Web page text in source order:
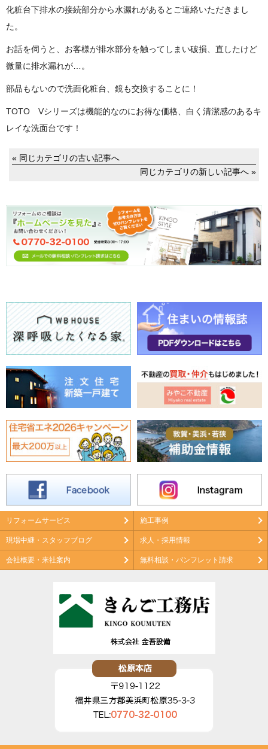
化粧台下排水の接続部分から水漏れがあるとご連絡いただきまし
た。
お話を伺うと、お客様が排水部分を触ってしまい破損、直したけど
微量に排水漏れが…。
部品もないので洗面化粧台、鏡も交換することに！
TOTO Vシリーズは機能的なのにお得な価格、白く清潔感のあるキ
レイな洗面台です！
« 同じカテゴリの古い記事へ
同じカテゴリの新しい記事へ »
リフォームサービス 施工事例
現場中継・スタッフブログ 求人・採用情報
会社概要・来社案内 無料相談・パンフレット請求